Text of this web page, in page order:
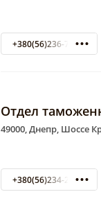
+380(56)236-74-26
Отдел
49000, Днепр, Шоссе
+380(56)234-27-10